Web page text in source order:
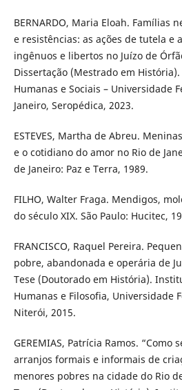
BERNARDO, Maria Eloah. Famílias
e resistências: as ações de tutela e
ingênuos e libertos no Juízo de
Dissertação (Mestrado em
Humanas e Sociais – Universidade
Janeiro, Seropédica, 2023.
ESTEVES, Martha de Abreu.
e o cotidiano do amor no Rio de
de Janeiro: Paz e Terra, 1989.
FILHO, Walter Fraga. Mendigos,
do século XIX. São Paulo: Hucitec,
FRANCISCO, Raquel Pereira.
pobre, abandonada e operária de
Tese (Doutorado em História).
Humanas e Filosofia, Universidade
Niterói, 2015.
GEREMIAS, Patrícia Ramos. “Como
arranjos formais e informais de
menores pobres na cidade do Rio